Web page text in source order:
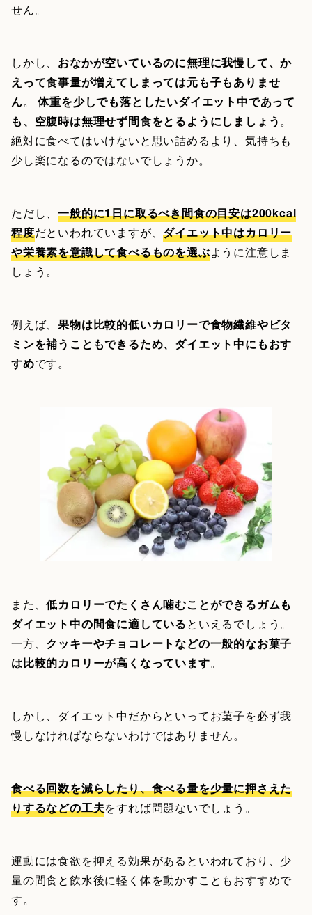
せん。
しかし、 おなかが空いているのに無理に我慢して、か
えって食事量が増えてしまっては元も子もありませ
ん。体重を少しでも落としたいダイエット中であって
も、空腹時は無理せず間食をとるようにしましょう。
絶対に食べてはいけないと思い詰めるより、気持ちも
少し楽になるのではないでしょうか。
ただし、一般的に1日に取るべき間食の目安は200kcal
程度だといわれていますが、ダイエット中はカロリー
や栄養素を意識して食べるものを選ぶように注意しま
しょう。
例えば、果物は比較的低いカロリーで食物繊維やビタ
ミンを補うこともできるため、ダイエット中にもおす
すめです。
また、低カロリーでたくさん噛むことができるガムも
ダイエット中の間食に適しているといえるでしょう。
一方、 クッキーやチョコレートなどの一般的なお菓子
は比較的カロリーが高くなっています。
しかし、ダイエット中だからといってお菓子を必ず我
慢しなければならないわけではありません。
食べる回数を減らしたり、食べる量を少量に押さえた
りするなどの工夫をすれば問題ないでしょう。
運動には食欲を抑える効果があるといわれており、少
量の間食と飲水後に軽く体を動かすこともおすすめで
す。